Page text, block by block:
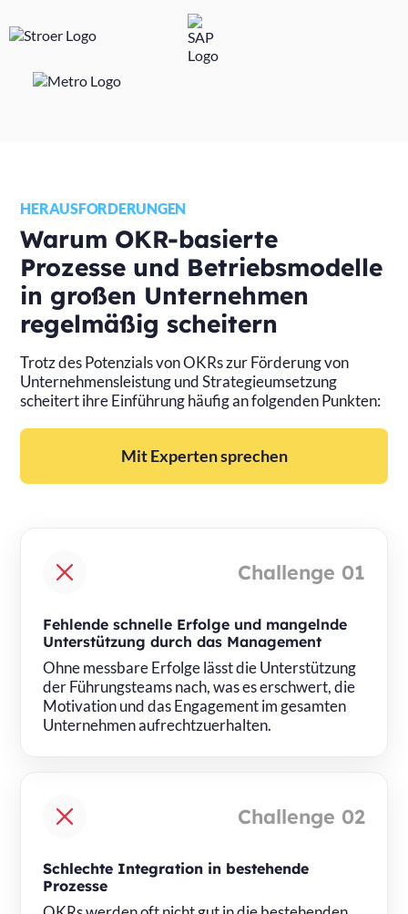
HERAUSFORDERUNGEN
Warum OKR-basierte
Prozesse und Betriebsmodelle
in großen Unternehmen
regelmäßig scheitern
Trotz des Potenzials von OKRs zur Förderung von
Unternehmensleistung und Strategieumsetzung
scheitert ihre Einführung häufig an folgenden Punkten:
Mit Experten sprechen
Challenge 01
Fehlende schnelle Erfolge und mangelnde
Unterstützung durch das Management
Ohne messbare Erfolge lässt die Unterstützung
der Führungsteams nach, was es erschwert, die
Motivation und das Engagement im gesamten
Unternehmen aufrechtzuerhalten.
Challenge 02
Schlechte Integration in bestehende
Prozesse